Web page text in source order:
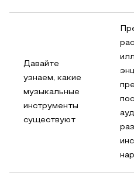
Давайте
узнаем, какие
музыкальные
инструменты
существуют